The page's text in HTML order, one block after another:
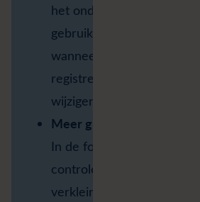
het onderliggende
gebruikers stap voor stap
wanneer zij een nieuw
registreren of een
wijzigen.
Meer grip op datakwaliteit
In de formulieren kunnen
controles worden
verkleint de kans op